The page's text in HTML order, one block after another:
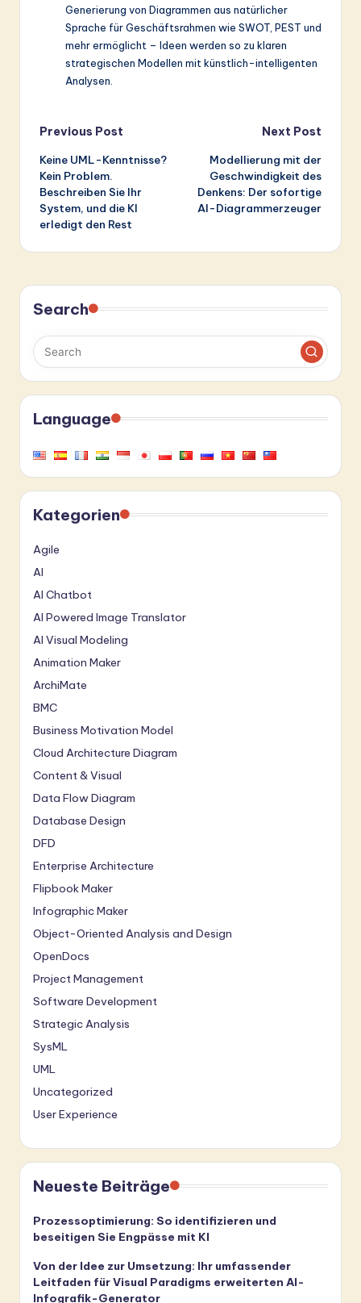
Generierung von Diagrammen aus natürlicher
Sprache für Geschäftsrahmen wie SWOT, PEST und
mehr ermöglicht – Ideen werden so zu klaren
strategischen Modellen mit künstlich-intelligenten
Analysen.
Post
navigation
Previous Post
Keine UML-Kenntnisse?
Kein Problem.
Beschreiben Sie Ihr
System, und die KI
erledigt den Rest
Next Post
Modellierung mit der
Geschwindigkeit des
Denkens: Der sofortige
AI-Diagrammerzeuger
Search
Language
Kategorien
Agile
AI
AI Chatbot
AI Powered Image Translator
AI Visual Modeling
Animation Maker
ArchiMate
BMC
Business Motivation Model
Cloud Architecture Diagram
Content & Visual
Data Flow Diagram
Database Design
DFD
Enterprise Architecture
Flipbook Maker
Infographic Maker
Object-Oriented Analysis and Design
OpenDocs
Project Management
Software Development
Strategic Analysis
SysML
UML
Uncategorized
User Experience
Neueste Beiträge
Prozessoptimierung: So identifizieren und
beseitigen Sie Engpässe mit KI
Von der Idee zur Umsetzung: Ihr umfassender
Leitfaden für Visual Paradigms erweiterten AI-
Infografik-Generator